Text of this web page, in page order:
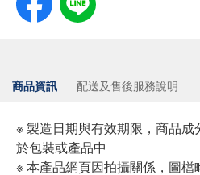
商品資訊 配送及售後服務說明
※ 製造日期與有效期限，商品
於包裝或產品中
※ 本產品網頁因拍攝關係，圖